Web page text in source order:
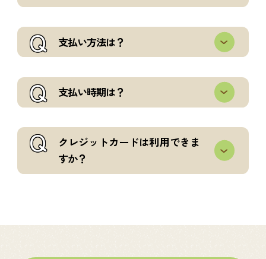
Q 支払い方法は？
Q 支払い時期は？
Q
クレジットカードは利用できま
すか？